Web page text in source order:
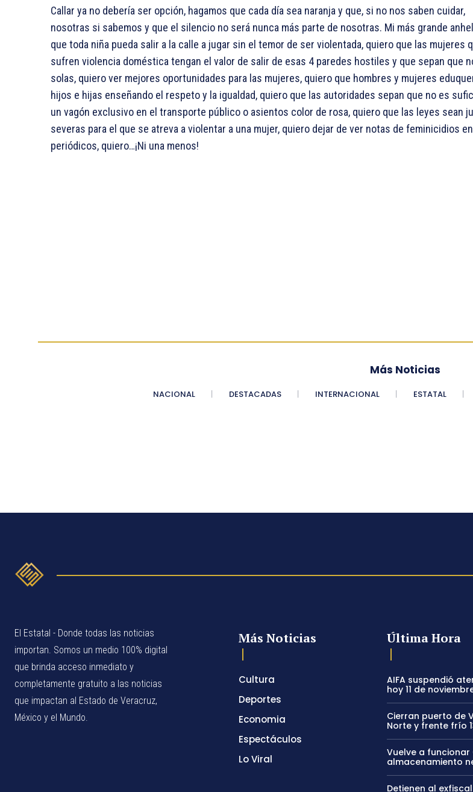
Callar ya no debería ser opción, hagamos que cada día sea naranja y que, si no nos saben cuidar,
nosotras si sabemos y que el silencio no será nunca más parte de nosotras. Mi más grande
que toda niña pueda salir a la calle a jugar sin el temor de ser violentada, quiero que las mujeres
sufren violencia doméstica tengan el valor de salir de esas 4 paredes hostiles y que sepan que
solas, quiero ver mejores oportunidades para las mujeres, quiero que hombres y mujeres
hijos e hijas enseñando el respeto y la igualdad, quiero que las autoridades sepan que no es
un vagón exclusivo en el transporte público o asientos color de rosa, quiero que las leyes sean
severas para el que se atreva a violentar a una mujer, quiero dejar de ver notas de feminicidios
periódicos, quiero…¡Ni una menos!
Más Noticias
NACIONAL DESTACADAS INTERNACIONAL ESTATAL
El Estatal - Donde todas las noticias
importan. Somos un medio 100% digital
que brinda acceso inmediato y
completamente gratuito a las noticias
que impactan al Estado de Veracruz,
México y el Mundo.
Más Noticias
Cultura
Deportes
Economia
Espectáculos
Lo Viral
Última Hora
AIFA suspendió
hoy 11 de
Cierran puerto de
Norte y frente frío
Vuelve a
almacenamiento
Detienen al